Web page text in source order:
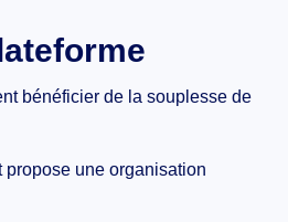
bénéficier de la souplesse de
propose une organisation